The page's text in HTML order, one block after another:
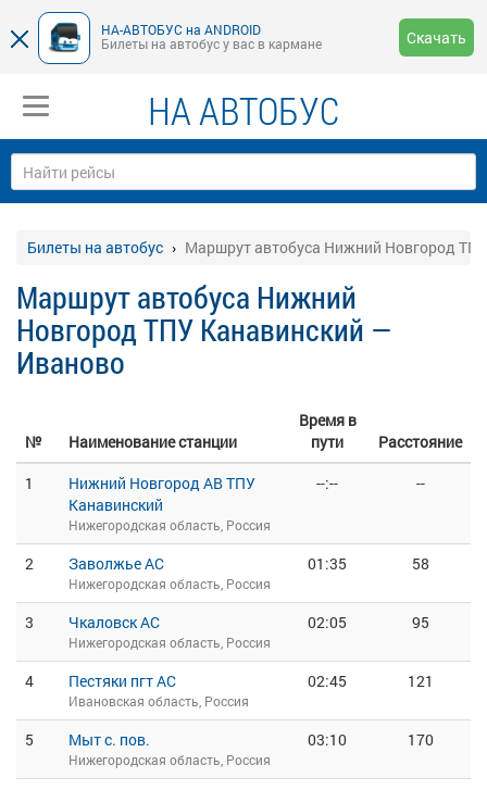
НА-АВТОБУС на ANDROID
Билеты на автобус у вас в кармане
Скачать
НА АВТОБУС
Билеты на автобус Маршрут автобуса Нижний Новгород
Маршрут автобуса Нижний
Новгород ТПУ Канавинский —
Иваново
№ Наименование станции
Время в
пути
Расстояние
1
Нижний Новгород АВ ТПУ
Канавинский
Нижегородская область, Россия
--:-- --
2 Заволжье АС
Нижегородская область, Россия
01:35 58
3 Чкаловск АС
Нижегородская область, Россия
02:05 95
4 Пестяки пгт АС
Ивановская область, Россия
02:45 121
5 Мыт с. пов.
Нижегородская область, Россия
03:10 170